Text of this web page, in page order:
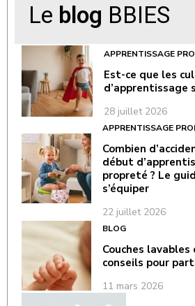
Le blog BBIES
APPRENTISSAGE
Est-ce que les
d’apprentissage
28 juillet 2026
APPRENTISSAGE
Combien
début
propreté ? Le
s’équiper
22 juillet 2026
BLOG
Couches lavables
conseils pour
11 mars 2026